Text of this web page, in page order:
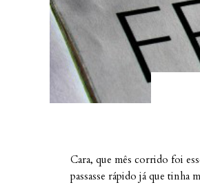
Cara, que mês corrido foi
passasse rápido já que tinha